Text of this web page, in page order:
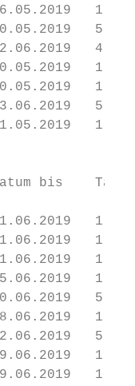
1
30.05.2019
02.06.2019
30.05.2019
03.06.2019
1
Datum bis
1
1
10.06.2019
08.06.2019
1